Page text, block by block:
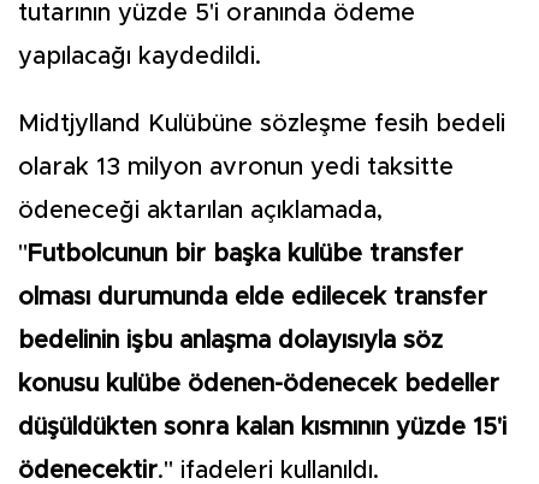
tutarının yüzde 5'i oranında ödeme
yapılacağı kaydedildi.
Midtjylland Kulübüne sözleşme fesih bedeli
olarak 13 milyon avronun yedi taksitte
ödeneceği aktarılan açıklamada,
" Futbolcunun bir başka kulübe transfer
olması durumunda elde edilecek transfer
bedelinin işbu anlaşma dolayısıyla söz
konusu kulübe ödenen-ödenecek bedeller
düşüldükten sonra kalan kısmının yüzde 15'i
ödenecektir." ifadeleri kullanıldı.